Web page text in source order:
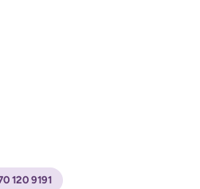
dei miei dati per ricevere
Policy)
120 9191